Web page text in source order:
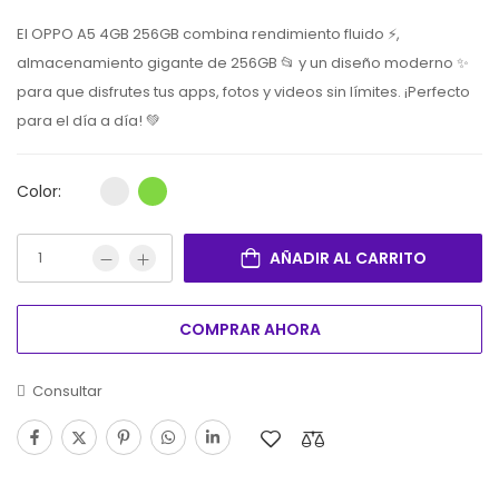
El OPPO A5 4GB 256GB combina rendimiento fluido ⚡,
almacenamiento gigante de 256GB 📂 y un diseño moderno ✨
para que disfrutes tus apps, fotos y videos sin límites. ¡Perfecto
para el día a día! 💚
Color:
AÑADIR AL CARRITO
COMPRAR AHORA
Consultar